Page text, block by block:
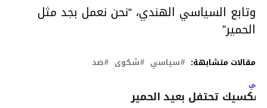
وتابع السياسي الهندي، “نحن نعمل بجد مثل
الحمير”
مقالات متشابهة: سياسي شكوى ضد
تحتفل بعيد الحمير